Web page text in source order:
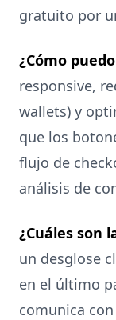
gratuito por
¿Cómo
responsive,
wallets) y
que los
flujo de
análisis de
¿Cuáles son
un desglose
en el último
comunica